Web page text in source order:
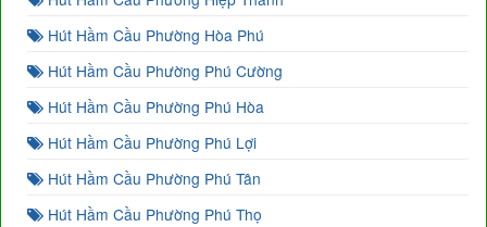
Hút Hầm Cầu Phường Hòa Phú
Hút Hầm Cầu Phường Phú Cường
Hút Hầm Cầu Phường Phú Hòa
Hút Hầm Cầu Phường Phú Lợi
Hút Hầm Cầu Phường Phú Tân
Hút Hầm Cầu Phường Phú Thọ